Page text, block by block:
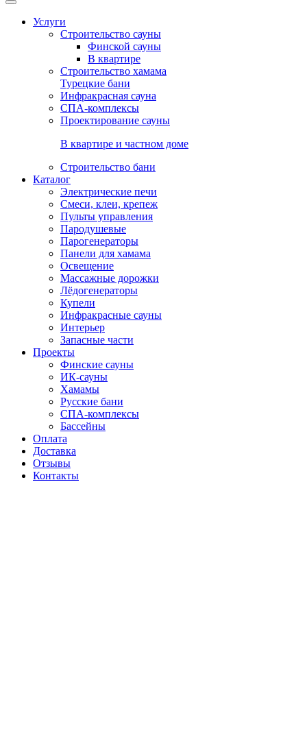
Услуги
Строительство сауны
Финской сауны
В квартире
Строительство хамама
Турецкие бани
Инфракрасная сауна
СПА-комплексы
Проектирование сауны
В квартире и частном доме
Строительство бани
Каталог
Электрические печи
Смеси, клеи, крепеж
Пульты управления
Пародушевые
Парогенераторы
Панели для хамама
Освещение
Массажные дорожки
Лёдогенераторы
Купели
Инфракрасные сауны
Интерьер
Запасные части
Проекты
Финские сауны
ИК-сауны
Хамамы
Русские бани
СПА-комплексы
Бассейны
Оплата
Доставка
Отзывы
Контакты